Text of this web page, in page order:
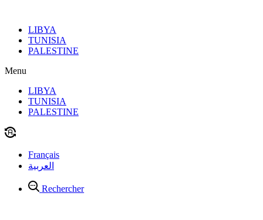
contenuLIBYA
TUNISIA
PALESTINE
Menu
LIBYA
TUNISIA
PALESTINE
Français
العربية
Rechercher